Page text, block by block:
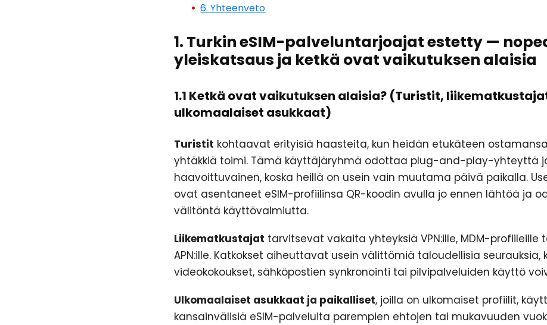
6. Yhteenveto
1. Turkin eSIM-palveluntarjoajat estetty —
yleiskatsaus ja ketkä ovat vaikutuksen alaisia
1.1 Ketkä ovat vaikutuksen alaisia? (Turistit,
ulkomaalaiset asukkaat)
Turistit kohtaavat erityisiä haasteita, kun heidän etukäteen ostamansa
yhtäkkiä toimi. Tämä käyttäjäryhmä odottaa plug-and-play-yhteyttä
haavoittuvainen, koska heillä on usein vain muutama päivä paikalla.
ovat asentaneet eSIM-profiilinsa QR-koodin avulla jo ennen lähtöä ja
välitöntä käyttövalmiutta.
Liikematkustajat tarvitsevat vakaita yhteyksiä VPN:ille, MDM-profiileille
APN:ille. Katkokset aiheuttavat usein välittömiä taloudellisia seurauksia,
videokokoukset, sähköpostien synkronointi tai pilvipalveluiden käyttö
Ulkomaalaiset asukkaat ja paikalliset, joilla on ulkomaiset profiilit,
kansainvälisiä eSIM-palveluita parempien ehtojen tai mukavuuden